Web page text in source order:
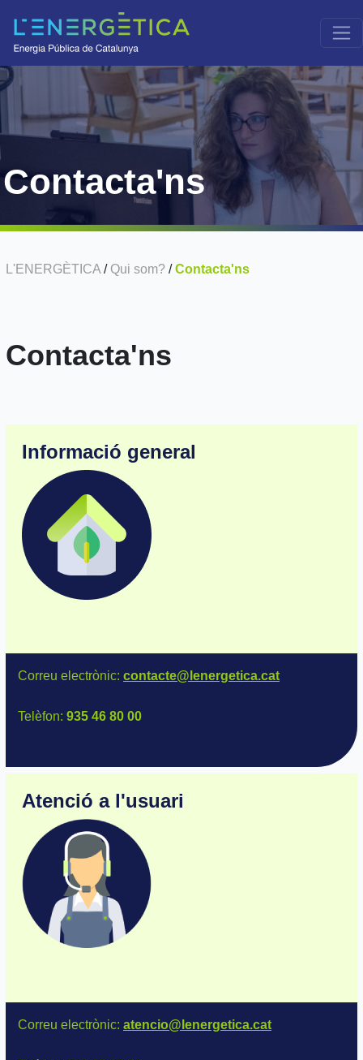
Contacta'ns
L'ENERGÈTICA / Qui som? /Contacta'ns
Contacta'ns
Informació general
Correu electrònic: contacte@lenergetica.cat
Telèfon: 935 46 80 00
Atenció a l'usuari
Correu electrònic: atencio@lenergetica.cat